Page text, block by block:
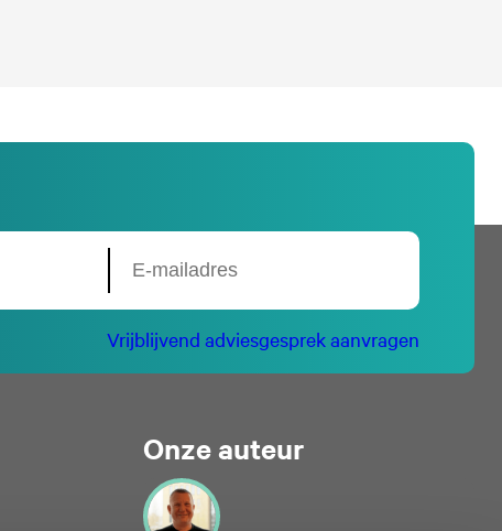
Vrijblijvend adviesgesprek aanvragen
Onze auteur